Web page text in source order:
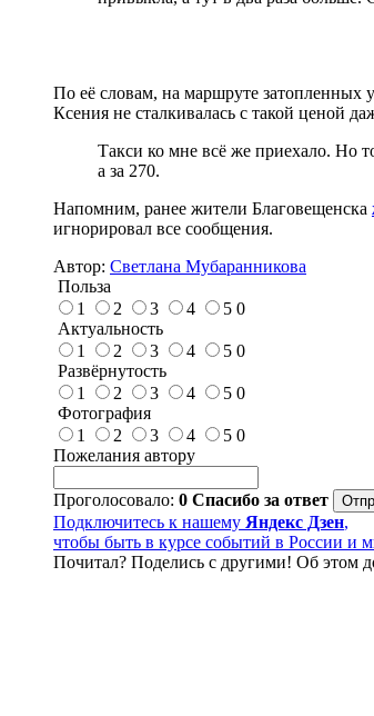
По её словам, на маршруте затопленных
Ксения не сталкивалась с такой ценой
Такси ко мне всё же приехало. Но
а за 270.
Напомним, ранее жители Благовещенска
игнорировал все сообщения.
Автор: Светлана Мубаранникова
Польза
1
2 3 4 5 0
Актуальность
1
2 3 4 5 0
Развёрнутость
1
2 3 4 5 0
Фотография
1
2 3 4 5 0
Пожелания автору
Проголосовало: 0 Спасибо за ответ
Подключитесь к нашему Яндекс Дзен,
чтобы быть в курсе событий в России и
Почитал? Поделись с другими! Об этом